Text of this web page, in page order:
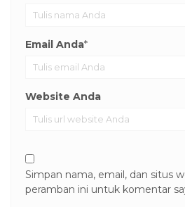
Email Anda*
Website Anda
Simpan nama, email, dan situs
peramban ini untuk komentar